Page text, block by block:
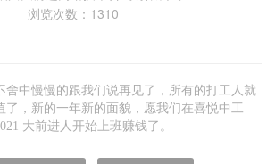
浏览次数：1310
舍中慢慢的跟我们说再见了，所有的打工人就
了，新的一年新的面貌，愿我们在喜悦中工
大前进人开始上班赚钱了。